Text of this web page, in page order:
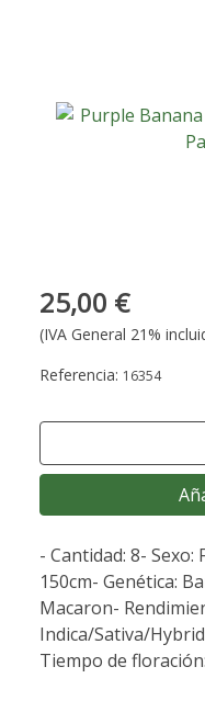
25,00 €
(IVA General 21%
Referencia: 16354
- Cantidad: 8- Sexo:
150cm- Genética:
Macaron-
Indica/Sativa/
Tiempo de